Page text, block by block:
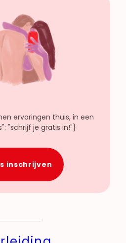
ervaringen thuis, in een
"schrijf je gratis in!"}
inschrijven